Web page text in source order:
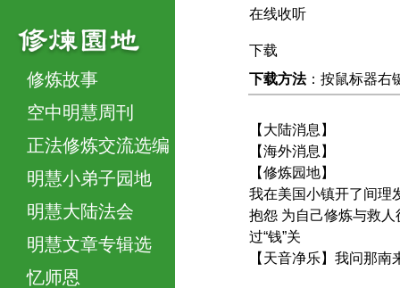
修炼故事
空中明慧周刊
正法修炼交流选编
明慧小弟子园地
明慧大陆法会
明慧文章专辑选
忆师恩
在线收听
下载
下载方法：按鼠标器右
【大陆消息】
【海外消息】
【修炼园地】
我在美国小镇开了间理
抱怨 为自己修炼与救人
过“钱”关
【天音净乐】我问那南